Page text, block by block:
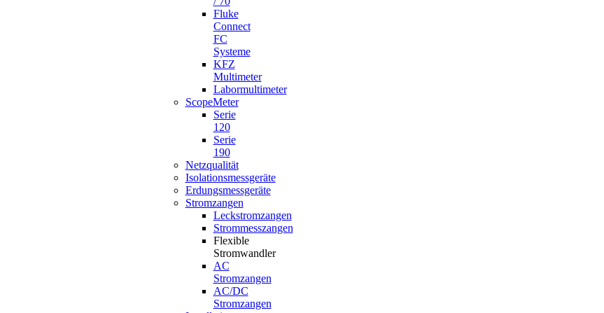
Fluke
Connect
FC
Systeme
KFZ
Multimeter
Labormultimeter
ScopeMeter
Serie
120
Serie
190
Netzqualität
Isolationsmessgeräte
Erdungsmessgeräte
Stromzangen
Leckstromzangen
Strommesszangen
Flexible
Stromwandler
AC
Stromzangen
AC/DC
Stromzangen